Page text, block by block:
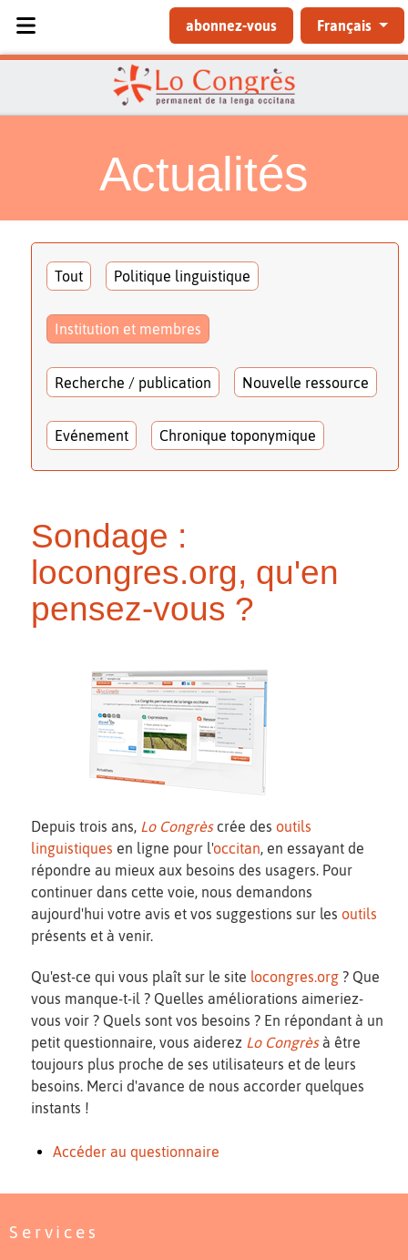
abonnez-vous Français
Actualités
Tout Politique linguistique
Institution et membres
Recherche / publication Nouvelle ressource
Evénement Chronique toponymique
Sondage :
locongres.org, qu'en
pensez-vous ?
Depuis trois ans, Lo Congrèscrée des outils
linguistiques en ligne pour l'occitan, en essayant de
répondre au mieux aux besoins des usagers. Pour
continuer dans cette voie, nous demandons
aujourd'hui votre avis et vos suggestions sur les outils
présents et à venir.
Qu'est-ce qui vous plaît sur le site locongres.org ? Que
vous manque-t-il ? Quelles améliorations aimeriez-
vous voir ? Quels sont vos besoins ? En répondant à un
petit questionnaire, vous aiderez Lo Congrèsà être
toujours plus proche de ses utilisateurs et de leurs
besoins. Merci d'avance de nous accorder quelques
instants !
Accéder au questionnaire
Services